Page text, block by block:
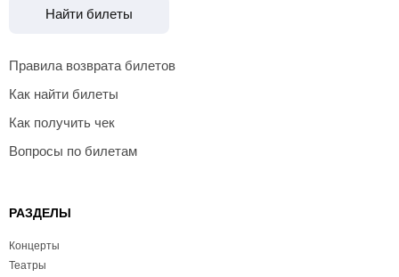
Найти билеты
Правила возврата билетов
Как найти билеты
Как получить чек
Вопросы по билетам
РАЗДЕЛЫ
Концерты
Театры